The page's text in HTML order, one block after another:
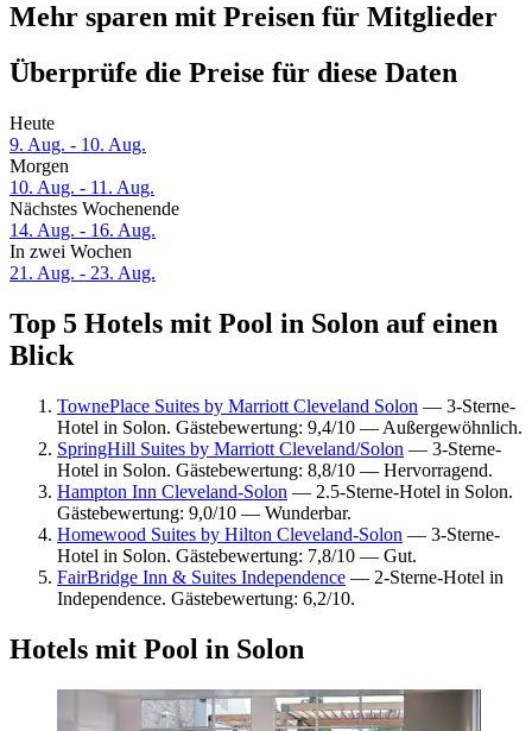
Mehr sparen mit Preisen für Mitglieder
Überprüfe die Preise für diese Daten
Heute
9. Aug. - 10. Aug.
Morgen
10. Aug. - 11. Aug.
Nächstes Wochenende
14. Aug. - 16. Aug.
In zwei Wochen
21. Aug. - 23. Aug.
Top 5 Hotels mit Pool in Solon auf einen
Blick
TownePlace Suites by Marriott Cleveland Solon — 3-Sterne-
Hotel in Solon. Gästebewertung: 9,4/10 — Außergewöhnlich.
SpringHill Suites by Marriott Cleveland/Solon — 3-Sterne-
Hotel in Solon. Gästebewertung: 8,8/10 — Hervorragend.
Hampton Inn Cleveland-Solon — 2.5-Sterne-Hotel in Solon.
Gästebewertung: 9,0/10 — Wunderbar.
Homewood Suites by Hilton Cleveland-Solon — 3-Sterne-
Hotel in Solon. Gästebewertung: 7,8/10 — Gut.
FairBridge Inn & Suites Independence — 2-Sterne-Hotel in
Independence. Gästebewertung: 6,2/10.
Hotels mit Pool in Solon